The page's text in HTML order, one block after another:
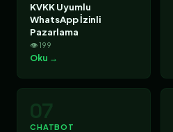
KVKK Uyumlu
WhatsApp İzinli
Pazarlama
👁 199
Oku →
07
CHATBOT